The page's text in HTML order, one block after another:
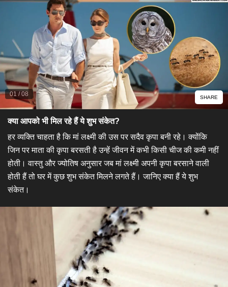
01 /08 SHARE
क्या आपको भी मिल रहे हैं ये शुभ संकेत?
हर व्यक्ति चाहता है कि मां लक्ष्मी की उस पर सदैव कृपा बनी रहे। क्योंकि
जिन पर माता की कृपा बरसती है उन्हें जीवन में कभी किसी चीज की कमी नहीं
होती। वास्तु और ज्योतिष अनुसार जब मां लक्ष्मी अपनी कृपा बरसाने वाली
होती हैं तो घर में कुछ शुभ संकेत मिलने लगते हैं। जानिए क्या हैं ये शुभ
संकेत।